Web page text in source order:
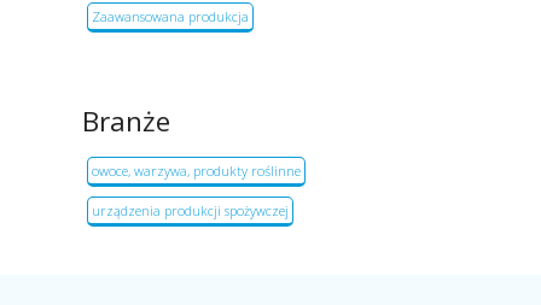
Zaawansowana produkcja
Branże
owoce, warzywa, produkty roślinne
urządzenia produkcji spożywczej